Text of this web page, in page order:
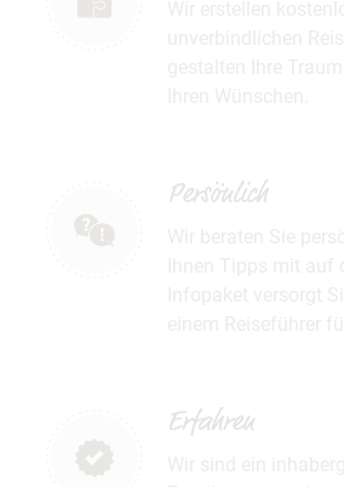
Persönlich
Erfahren